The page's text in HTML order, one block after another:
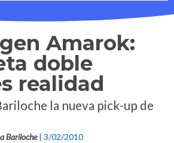
Amarok:
doble
realidad
la nueva pick-up de
Bariloche | 3/02/2010